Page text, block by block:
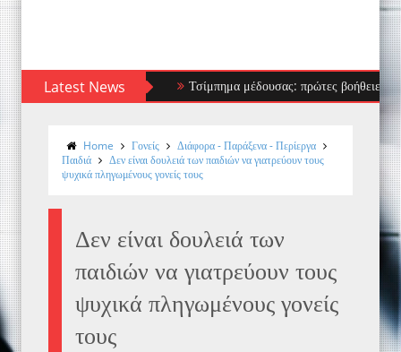
Latest News Τσίμπημα μέδουσας: πρώτες βοήθειες, τι να
Home Γονείς
Διάφορα - Παράξενα - Περίεργα
Παιδιά
Δεν είναι δουλειά των παιδιών να γιατρεύουν τους
ψυχικά πληγωμένους γονείς τους
Δεν είναι δουλειά των
παιδιών να γιατρεύουν τους
ψυχικά πληγωμένους γονείς
τους